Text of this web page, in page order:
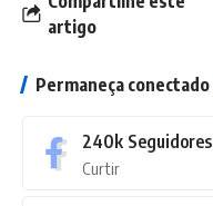
artigo
Permaneça conectado
240k Seguidores
Curtir